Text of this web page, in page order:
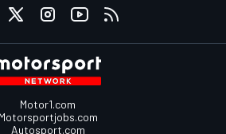
Motor1.com
Motorsportjobs.com
Autosport.com